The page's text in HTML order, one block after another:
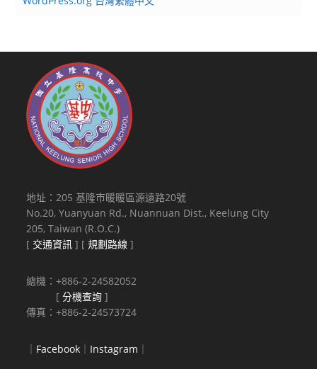
地址：205 基隆市暖暖區源遠路20號
No.20, Yuanyuan Rd., Nuannuan Dist., Keelung City
205, Taiwan (R.O.C.)
[ 交通資訊 ] [規劃路線 ]
總機：+886-2-24582052
[分機查詢 ]
傳真：+886-2-24573724
｜ Facebook ｜ Instagram ｜